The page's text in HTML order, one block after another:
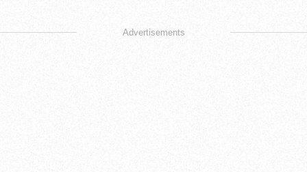
Advertisements